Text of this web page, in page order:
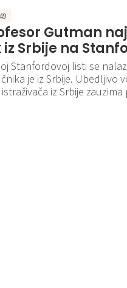
Gutman
Srbije na
Stanfordovoj listi se
je iz Srbije. Ubedljivo
iz Srbije